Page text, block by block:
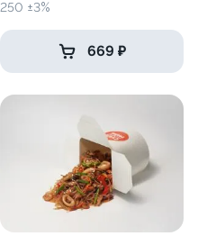
250 ±3%
669 ₽